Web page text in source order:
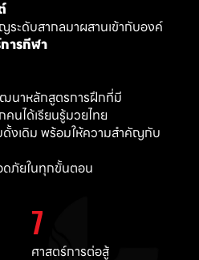
ระดับสากลมาผสานเข้ากับองค์
ารกีฬา
นาหลักสูตรการฝึกที่มี
นได้เรียนรู้มวยไทย
งเดิม พร้อมให้ความสำคัญกับ
ดภัยในทุกขั้นตอน
7
ศาสตร์การต่อสู้